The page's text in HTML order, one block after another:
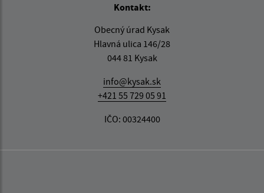
Kontakt:
Obecný úrad Kysak
Hlavná ulica 146/28
044 81 Kysak
info@kysak.sk
+421 55 729 05 91
IČO: 00324400